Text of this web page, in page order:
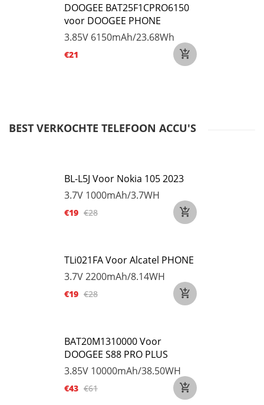
DOOGEE BAT25F1CPRO6150
voor DOOGEE PHONE
3.85V 6150mAh/23.68Wh
€21
BEST VERKOCHTE TELEFOON ACCU'S
BL-L5J Voor Nokia 105 2023
3.7V 1000mAh/3.7WH
€19 €28
TLi021FA Voor Alcatel PHONE
3.7V2200mAh/8.14WH
€19 €28
BAT20M1310000 Voor
DOOGEE S88 PRO PLUS
3.85V 10000mAh/38.50WH
€43 €61